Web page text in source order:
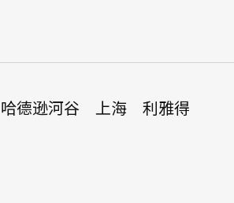
哈德逊河谷 上海 利雅得